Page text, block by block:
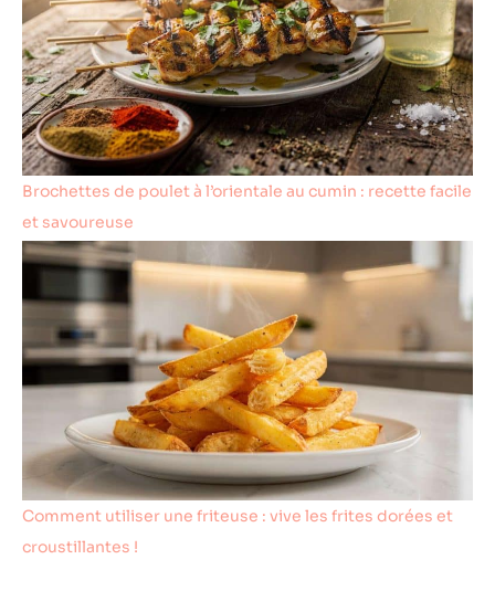
Brochettes de poulet à l’orientale au cumin : recette facile
et savoureuse
Comment utiliser une friteuse : vive les frites dorées et
croustillantes !